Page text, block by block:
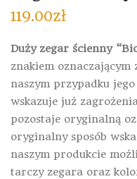
119.00zł
Duży zegar ścienny
znakiem oznaczającym
naszym przypadku
wskazuje już
pozostaje oryginalną
oryginalny sposób
naszym produkcie
tarczy zegara oraz